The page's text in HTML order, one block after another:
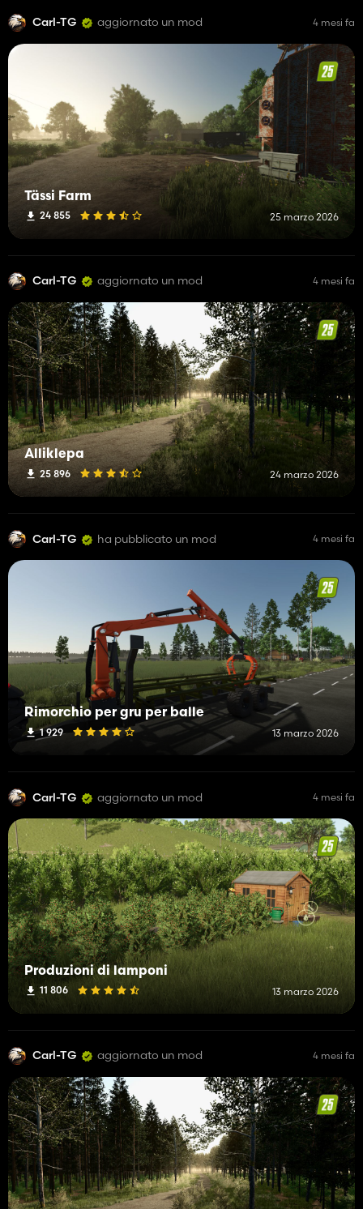
Carl-TG aggiornato un mod 4 mesi fa
Tässi Farm
24 855 25 marzo 2026
Carl-TG aggiornato un mod 4 mesi fa
Alliklepa
25 896 24 marzo 2026
Carl-TG ha pubblicato un mod 4 mesi fa
Rimorchio per gru per balle
1 929 13 marzo 2026
Carl-TG aggiornato un mod 4 mesi fa
Produzioni di lamponi
11 806 13 marzo 2026
Carl-TG aggiornato un mod 4 mesi fa